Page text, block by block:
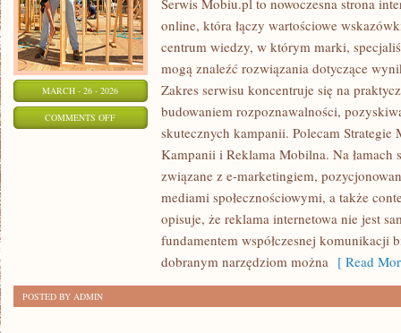
MARCH - 26 - 2026
COMMENTS OFFON
MARKETING
Serwis Mobiu.pl to nowoczesna strona
online, która łączy wartościowe
centrum wiedzy, w którym marki,
mogą znaleźć rozwiązania dotyczące
Zakres serwisu koncentruje się na
budowaniem rozpoznawalności,
skutecznych kampanii. Polecam Strategie
Kampanii i Reklama Mobilna. Na łamach
związane z e-marketingiem,
mediami społecznościowymi, a także
opisuje, że reklama internetowa nie jest
fundamentem współczesnej komunikacji
dobranym narzędziom można [ Read
POSTED BY ADMIN